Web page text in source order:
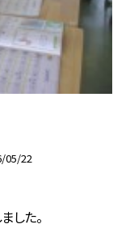
05/22
した。